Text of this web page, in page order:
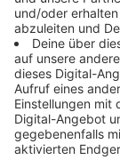
auch an
Schweiz.
im
auch der
Schulen.